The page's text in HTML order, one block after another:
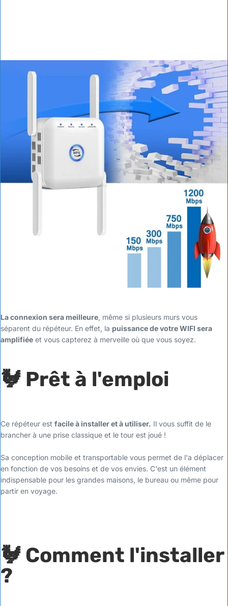
La connexion sera meilleure, même si plusieurs murs vous
séparent du répéteur. En effet, la puissance de votre WIFI sera
amplifiée et vous capterez à merveille où que vous soyez.
🐓 Prêt à l'emploi
Ce répéteur est facile à installer et à utiliser. Il vous suffit de le
brancher à une prise classique et le tour est joué !
Sa conception mobile et transportable vous permet de l'a déplacer
en fonction de vos besoins et de vos envies. C'est un élément
indispensable pour les grandes maisons, le bureau ou même pour
partir en voyage.
🐓 Comment l'installer
?